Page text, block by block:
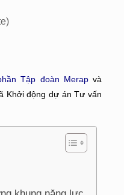
Tập đoàn Merapvà
Khởi động dự án Tư vấn